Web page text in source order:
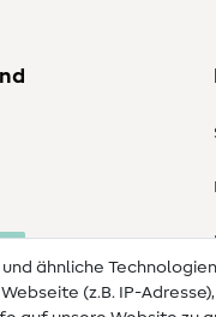
ähnliche
(z.B. IP-